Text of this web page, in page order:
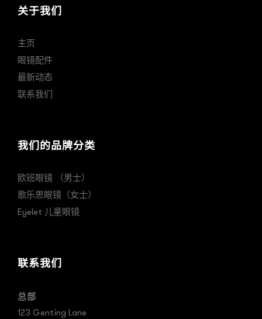
关于我们
主页
眼镜配件
最新动态
联系我们
我们的品牌分类
欧班眼镜 （男士）
歌乐思眼镜（女士）
Eyelet 儿童眼镜
联系我们
总部
123 Genting Lane